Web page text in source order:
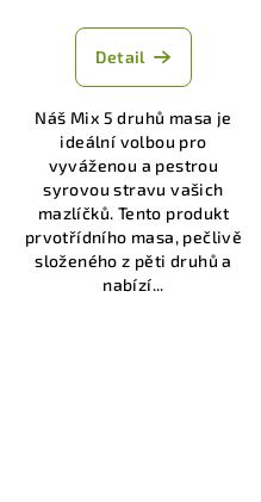
hodnocení
produktu
z
5
hvězdiček.
Detail
Náš Mix 5 druhů masa je
ideální volbou pro
vyváženou a pestrou
syrovou stravu vašich
mazlíčků. Tento produkt
prvotřídního masa, pečlivě
složeného z pěti druhů a
nabízí...